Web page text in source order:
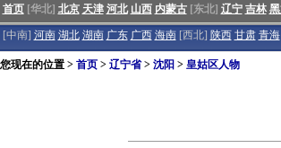
首页[华北] 北京 天津 河北 山西 内蒙古[东北] 辽宁 吉林
[中南] 河南 湖北 湖南 广东 广西 海南[西北] 陕西 甘肃 青海
您现在的位置 > 首页> 辽宁省> 沈阳 > 皇姑区人物